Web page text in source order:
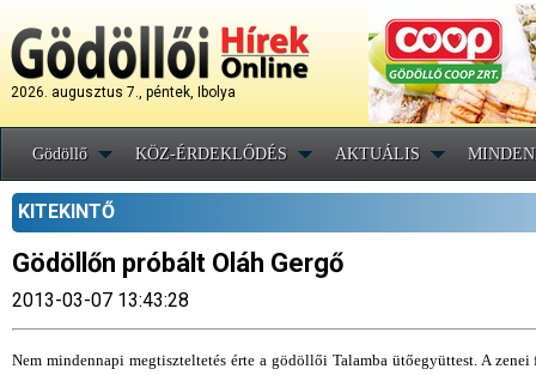
2026. augusztus 7., péntek, Ibolya
Gödöllő KÖZ-ÉRDEKLŐDÉS AKTUÁLIS
KITEKINTŐ
Gödöllőn próbált Oláh Gergő
2013-03-07 13:43:28
Nem mindennapi megtiszteltetés érte a gödöllői Talamba ütőegyüttest. A